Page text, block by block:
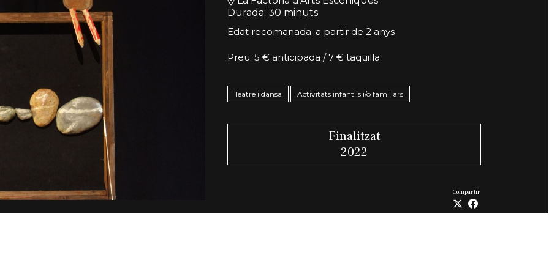
Durada: 30 minuts
Edat recomanada: a partir de 2 anys
Preu: 5 € anticipada / 7 € taquilla
Teatre i dansa Activitats infantils i/o familiars
Finalitzat
2022
Compartir